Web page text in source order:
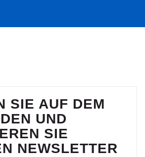
SIE AUF DEM
UND
SIE
NEWSLETTER